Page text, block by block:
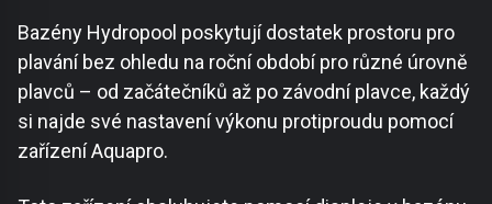
Bazény Hydropool poskytují dostatek prostoru pro
plavání bez ohledu na roční období pro různé úrovně
plavců – od začátečníků až po závodní plavce, každý
si najde své nastavení výkonu protiproudu pomocí
zařízení Aquapro.